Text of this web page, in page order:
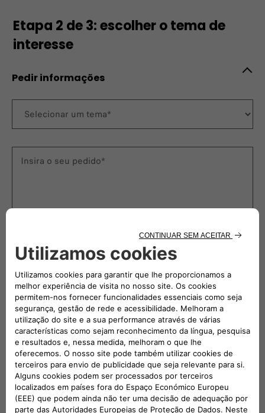
Etapa 2 de 3: escolher o tema de
interesse
Pedir informações
Insira o seu pedido*
Registo de reclamação
Comentários gerais
PRIVACIDADE
Ao clicar em “ENVIAR”, confirmo que li e compreendi a
Política de PrivacidadeAviso de Privacidadesobre o
processamento de dados pessoais,
ENVIAR